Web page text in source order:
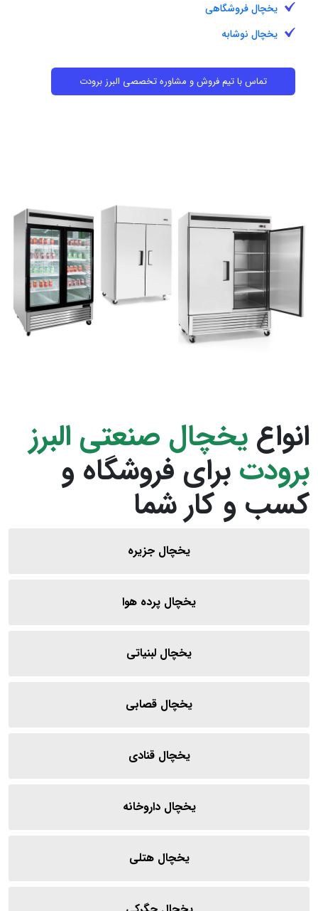
یخچال فروشگاهی
یخچال نوشابه
تماس با تیم فروش و مشاوره تخصصی البرز برودت
انواع یخچال صنعتی البرز
برودت برای فروشگاه و
کسب‌ و کار شما
یخچال جزیره
یخچال پرده هوا
یخچال لبنیاتی
یخچال قصابی
یخچال قنادی
یخچال داروخانه
یخچال هتلی